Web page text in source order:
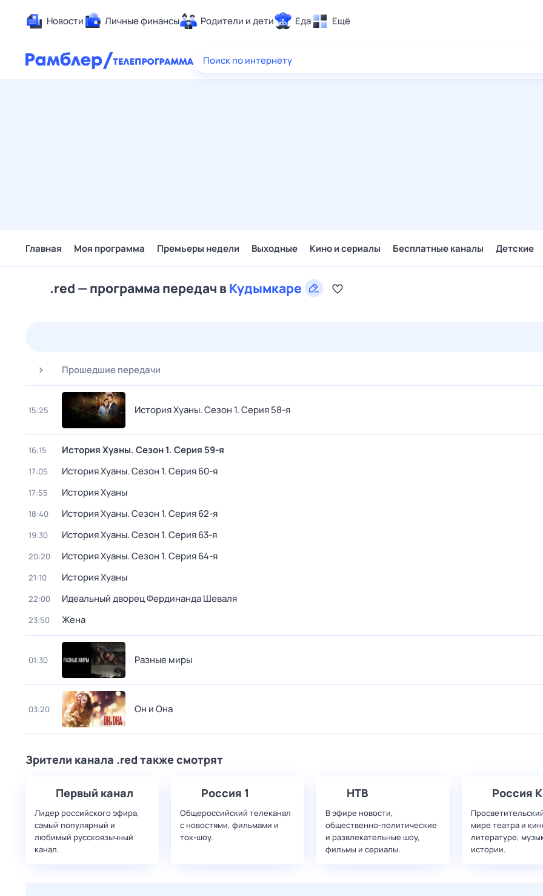
Новости Личные финансы Родители и дети Еда Ещё
Здоровье
Поиск по интернету
Главная Моя программа Премьеры недели Выходные Кино и сериалы Бесплатные каналы Детские
.red — программа передач вКудымкаре
Прошедшие передачи
15:25 История Хуаны. Сезон 1. Серия 58-я
16:15 История Хуаны. Сезон 1. Серия 59-я
17:05 История Хуаны. Сезон 1. Серия 60-я
17:55 История Хуаны
18:40 История Хуаны. Сезон 1. Серия 62-я
19:30 История Хуаны. Сезон 1. Серия 63-я
20:20 История Хуаны. Сезон 1. Серия 64-я
21:10 История Хуаны
22:00 Идеальный дворец Фердинанда Шеваля
23:50 Жена
01:30 Разные миры
03:20 Он и Она
Зрители канала .red также смотрят
Первый канал
Лидер российского эфира,
самый популярный и
любимый русскоязычный
канал.
Россия 1
Общероссийский телеканал
с новостями, фильмами и
ток-шоу.
НТВ
В эфире новости,
общественно-политические
и развлекательные шоу,
фильмы и сериалы.
Россия К
мире театра и
литературе,
истории.